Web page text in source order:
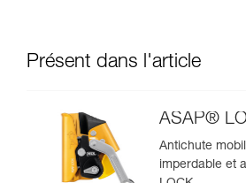
Présent dans l'article
ASAP®
Antichute
imperdable et